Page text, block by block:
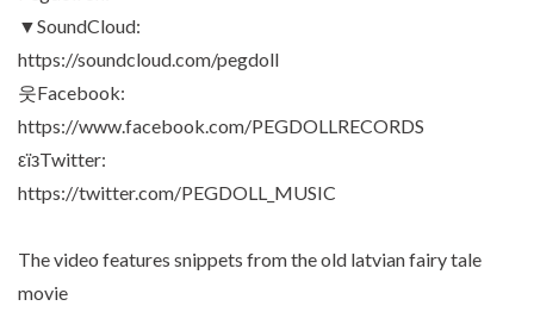
▼SoundCloud:
https://soundcloud.com/pegdoll
웃Facebook:
https://www.facebook.com/PEGDOLLRECORDS
εïзTwitter:
https://twitter.com/PEGDOLL_MUSIC
The video features snippets from the old latvian fairy tale
movie